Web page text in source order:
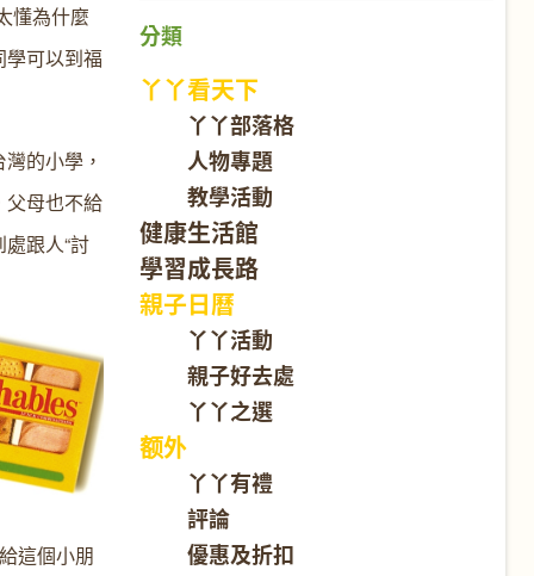
懂為什麼
可以到福
的小學，
母也不給
跟人“討
這個小朋
分類
丫丫看天下
丫丫部落格
人物專題
教學活動
健康生活館
學習成長路
親子日曆
丫丫活動
親子好去處
丫丫之選
额外
丫丫有禮
評論
優惠及折扣